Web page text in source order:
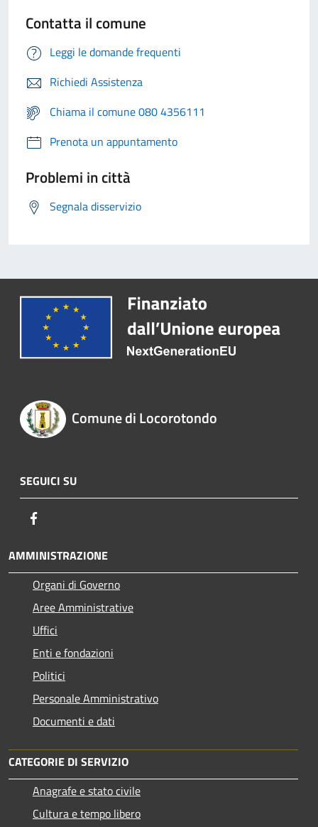
Contatta il comune
Leggi le domande frequenti
Richiedi Assistenza
Chiama il comune 080 4356111
Prenota un appuntamento
Problemi in città
Segnala disservizio
Comune di Locorotondo
SEGUICI SU
AMMINISTRAZIONE
Organi di Governo
Aree Amministrative
Uffici
Enti e fondazioni
Politici
Personale Amministrativo
Documenti e dati
CATEGORIE DI SERVIZIO
Anagrafe e stato civile
Cultura e tempo libero